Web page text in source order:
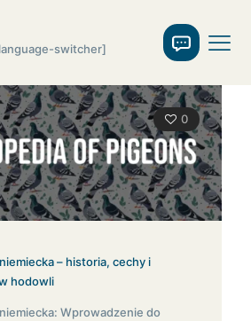
switcher]
0
– historia, cechy i
hodowli
Wprowadzenie do